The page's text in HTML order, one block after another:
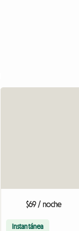
$69 / noche
Instantánea